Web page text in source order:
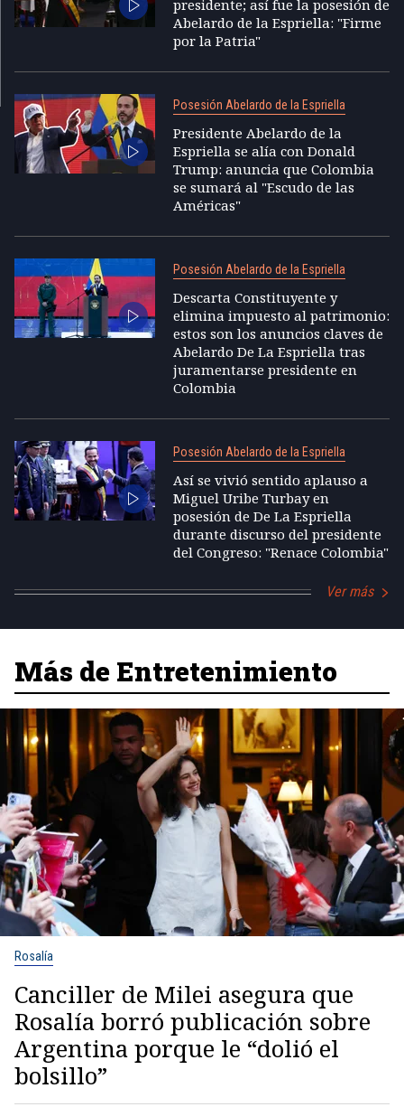
presidente; así fue la posesión de
Abelardo de la Espriella: "Firme
por la Patria"
Posesión Abelardo de la Espriella
Presidente Abelardo de la
Espriella se alía con Donald
Trump: anuncia que Colombia
se sumará al "Escudo de las
Américas"
Posesión Abelardo de la Espriella
Descarta Constituyente y
elimina impuesto al patrimonio:
estos son los anuncios claves de
Abelardo De La Espriella tras
juramentarse presidente en
Colombia
Posesión Abelardo de la Espriella
Así se vivió sentido aplauso a
Miguel Uribe Turbay en
posesión de De La Espriella
durante discurso del presidente
del Congreso: "Renace Colombia"
Ver más
Más de Entretenimiento
Rosalía
Canciller de Milei asegura que
Rosalía borró publicación sobre
Argentina porque le “dolió el
bolsillo”